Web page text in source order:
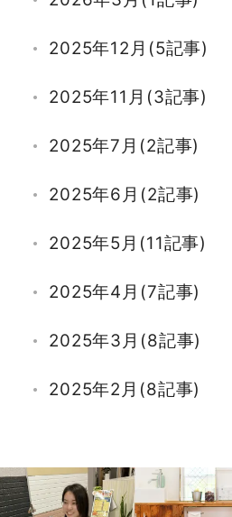
2025年12月(5記事)
2025年11月(3記事)
2025年7月(2記事)
2025年6月(2記事)
2025年5月(11記事)
2025年4月(7記事)
2025年3月(8記事)
2025年2月(8記事)
2024年12月(6記事)